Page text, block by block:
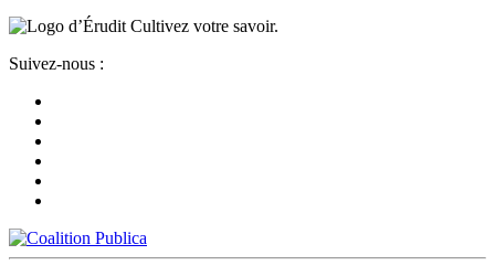
Cultivez votre savoir.
Suivez-nous :